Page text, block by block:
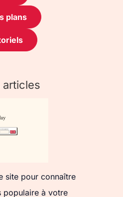
plans
articles
site pour connaître
populaire à votre